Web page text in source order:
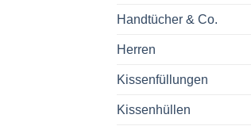
Handtücher & Co.
Herren
Kissenfüllungen
Kissenhüllen